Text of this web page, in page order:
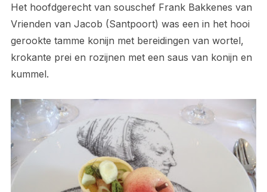
Het hoofdgerecht van souschef Frank Bakkenes van
Vrienden van Jacob (Santpoort) was een in het hooi
gerookte tamme konijn met bereidingen van wortel,
krokante prei en rozijnen met een saus van konijn en
kummel.